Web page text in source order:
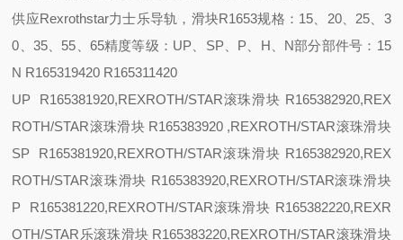
供应Rexrothstar力士乐导轨，滑块R1653规格： 15、20、25、3
0、35、55、65精度等级： UP、SP、P、H、N部分部件号： 15
N R165319420 R165311420
UP R165381920,REXROTH/STAR滚珠滑块 R165382920,REX
ROTH/STAR滚珠滑块 R165383920 ,REXROTH/STAR滚珠滑块
SP R165381920,REXROTH/STAR滚珠滑块 R165382920,REX
ROTH/STAR滚珠滑块 R165383920,REXROTH/STAR滚珠滑块
P R165381220,REXROTH/STAR滚珠滑块 R165382220,REXR
OTH/STAR乐滚珠滑块 R165383220,REXROTH/STAR滚珠滑块